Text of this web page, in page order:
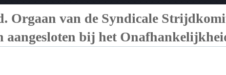
Orgaan van de Syndicale
aangesloten bij het